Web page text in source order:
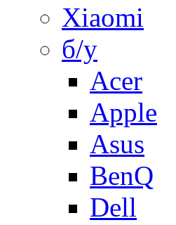
Xiaomi
б/у
Acer
Apple
Asus
BenQ
Dell